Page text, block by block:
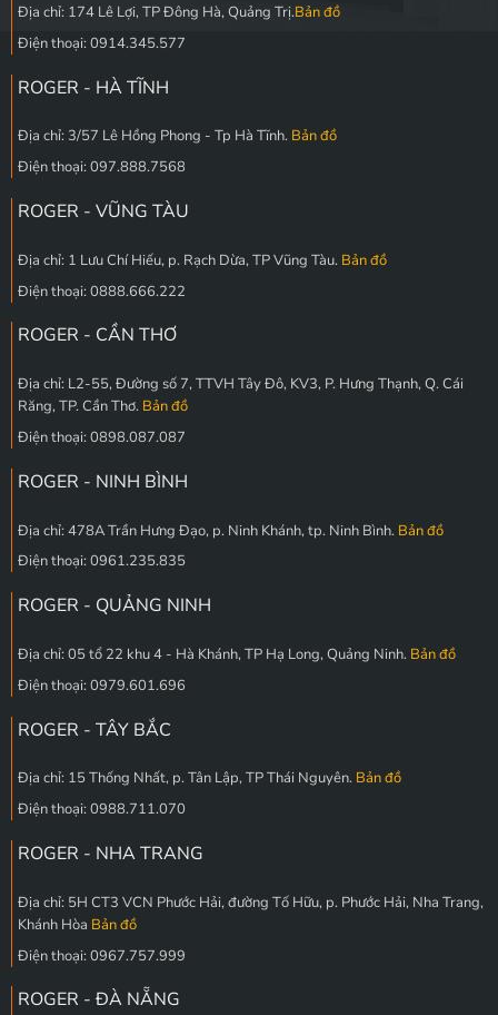
Địa chỉ: 174 Lê Lợi, TP Đông Hà, Quảng Trị.Bản đồ
Điện thoại: 0914.345.577
ROGER - HÀ TĨNH
Địa chỉ: 3/57 Lê Hồng Phong - Tp Hà Tĩnh. Bản đồ
Điện thoại: 097.888.7568
ROGER - VŨNG TÀU
Địa chỉ: 1 Lưu Chí Hiếu, p. Rạch Dừa, TP Vũng Tàu. Bản đồ
Điện thoại: 0888.666.222
ROGER - CẦN THƠ
Địa chỉ: L2-55, Đường số 7, TTVH Tây Đô, KV3, P. Hưng Thạnh, Q. Cái
Răng, TP. Cần Thơ. Bản đồ
Điện thoại: 0898.087.087
ROGER - NINH BÌNH
Địa chỉ: 478A Trần Hưng Đạo, p. Ninh Khánh, tp. Ninh Bình. Bản đồ
Điện thoại: 0961.235.835
ROGER - QUẢNG NINH
Địa chỉ: 05 tổ 22 khu 4 - Hà Khánh, TP Hạ Long, Quảng Ninh. Bản đồ
Điện thoại: 0979.601.696
ROGER - TÂY BẮC
Địa chỉ: 15 Thống Nhất, p. Tân Lập, TP Thái Nguyên. Bản đồ
Điện thoại: 0988.711.070
ROGER - NHA TRANG
Địa chỉ: 5H CT3 VCN Phước Hải, đường Tố Hữu, p. Phước Hải, Nha Trang,
Khánh Hòa Bản đồ
Điện thoại: 0967.757.999
ROGER - ĐÀ NẴNG